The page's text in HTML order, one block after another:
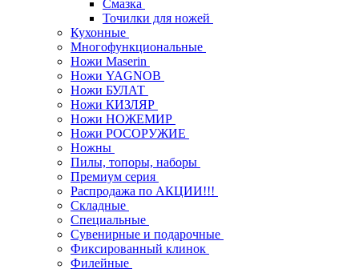
Смазка
Точилки для ножей
Кухонные
Многофункциональные
Ножи Maserin
Ножи YAGNOB
Ножи БУЛАТ
Ножи КИЗЛЯР
Ножи НОЖЕМИР
Ножи РОСОРУЖИЕ
Ножны
Пилы, топоры, наборы
Премиум серия
Распродажа по АКЦИИ!!!
Складные
Специальные
Сувенирные и подарочные
Фиксированный клинок
Филейные